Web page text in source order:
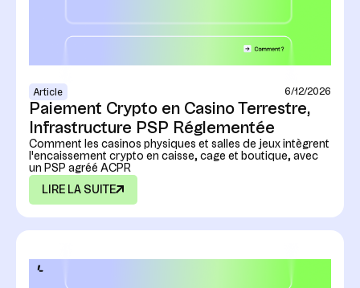
Article 6/12/2026
Paiement Crypto en Casino Terrestre,
Infrastructure PSP Réglementée
Comment les casinos physiques et salles de jeux intègrent
l'encaissement crypto en caisse, cage et boutique, avec
un PSP agréé ACPR
LIRE LA SUITE